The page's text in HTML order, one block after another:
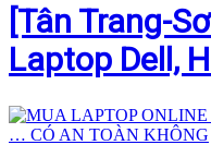
[Tân Trang-
Laptop Dell,